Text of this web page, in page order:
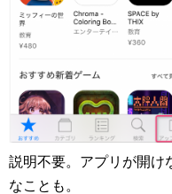
説明不要。アプリが開け
なことも。